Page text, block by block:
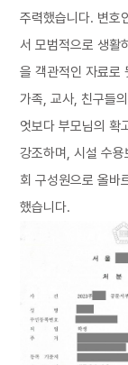
주력했습니다. 변호
서 모범적으로 생활
을 객관적인 자료로
가족, 교사, 친구들
엇보다 부모님의 확
강조하며, 시설 수
회 구성원으로 올바
했습니다.